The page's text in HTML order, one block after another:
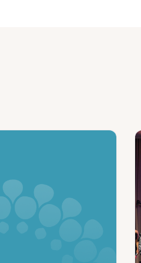
News
جديدة